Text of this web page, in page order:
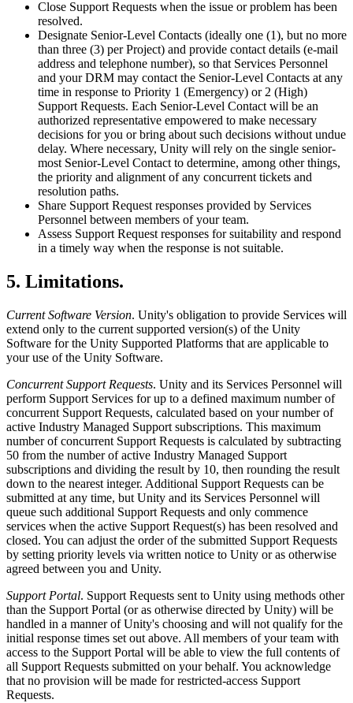
Close Support Requests when the issue or problem has been
resolved.
Designate Senior-Level Contacts (ideally one (1), but no more
than three (3) per Project) and provide contact details (e-mail
address and telephone number), so that Services Personnel
and your DRM may contact the Senior-Level Contacts at any
time in response to Priority 1 (Emergency) or 2 (High)
Support Requests. Each Senior-Level Contact will be an
authorized representative empowered to make necessary
decisions for you or bring about such decisions without undue
delay. Where necessary, Unity will rely on the single senior-
most Senior-Level Contact to determine, among other things,
the priority and alignment of any concurrent tickets and
resolution paths.
Share Support Request responses provided by Services
Personnel between members of your team.
Assess Support Request responses for suitability and respond
in a timely way when the response is not suitable.
5. Limitations.
Current Software Version. Unity's obligation to provide Services will
extend only to the current supported version(s) of the Unity
Software for the Unity Supported Platforms that are applicable to
your use of the Unity Software.
Concurrent Support Requests. Unity and its Services Personnel will
perform Support Services for up to a defined maximum number of
concurrent Support Requests, calculated based on your number of
active Industry Managed Support subscriptions. This maximum
number of concurrent Support Requests is calculated by subtracting
50 from the number of active Industry Managed Support
subscriptions and dividing the result by 10, then rounding the result
down to the nearest integer. Additional Support Requests can be
submitted at any time, but Unity and its Services Personnel will
queue such additional Support Requests and only commence
services when the active Support Request(s) has been resolved and
closed. You can adjust the order of the submitted Support Requests
by setting priority levels via written notice to Unity or as otherwise
agreed between you and Unity.
Support Portal. Support Requests sent to Unity using methods other
than the Support Portal (or as otherwise directed by Unity) will be
handled in a manner of Unity's choosing and will not qualify for the
initial response times set out above. All members of your team with
access to the Support Portal will be able to view the full contents of
all Support Requests submitted on your behalf. You acknowledge
that no provision will be made for restricted-access Support
Requests.